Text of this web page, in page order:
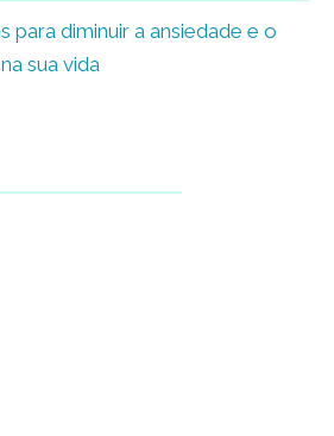
para diminuir a ansiedade e o
sua vida